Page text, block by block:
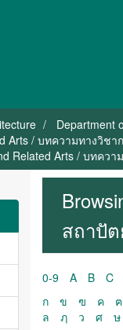
Department
Arts / บทความทางวิช
Related Arts / บทค
สถาปั
0-9 A B C
ก
ข ฃ ค ฅ
ล
ฦ ว ศ ษ